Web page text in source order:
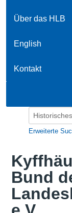
Über das HLB
English
Kontakt
Erweiterte
Bund